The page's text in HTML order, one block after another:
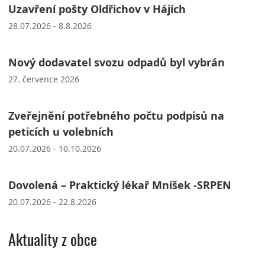
Uzavření pošty Oldřichov v Hájích
28.07.2026 - 8.8.2026
Nový dodavatel svozu odpadů byl vybrán
27. července 2026
Zveřejnění potřebného počtu podpisů na
peticích u volebních
20.07.2026 - 10.10.2026
Dovolená – Praktický lékař Mníšek -SRPEN
20.07.2026 - 22.8.2026
Aktuality z obce